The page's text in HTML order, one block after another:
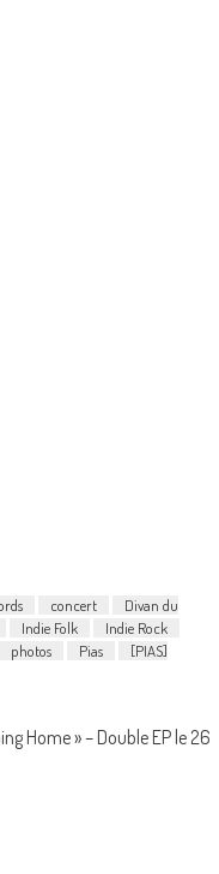
concert
Divan du
Indie Folk
Indie Rock
photos Pias
[PIAS]
Home » – Double EP le 26